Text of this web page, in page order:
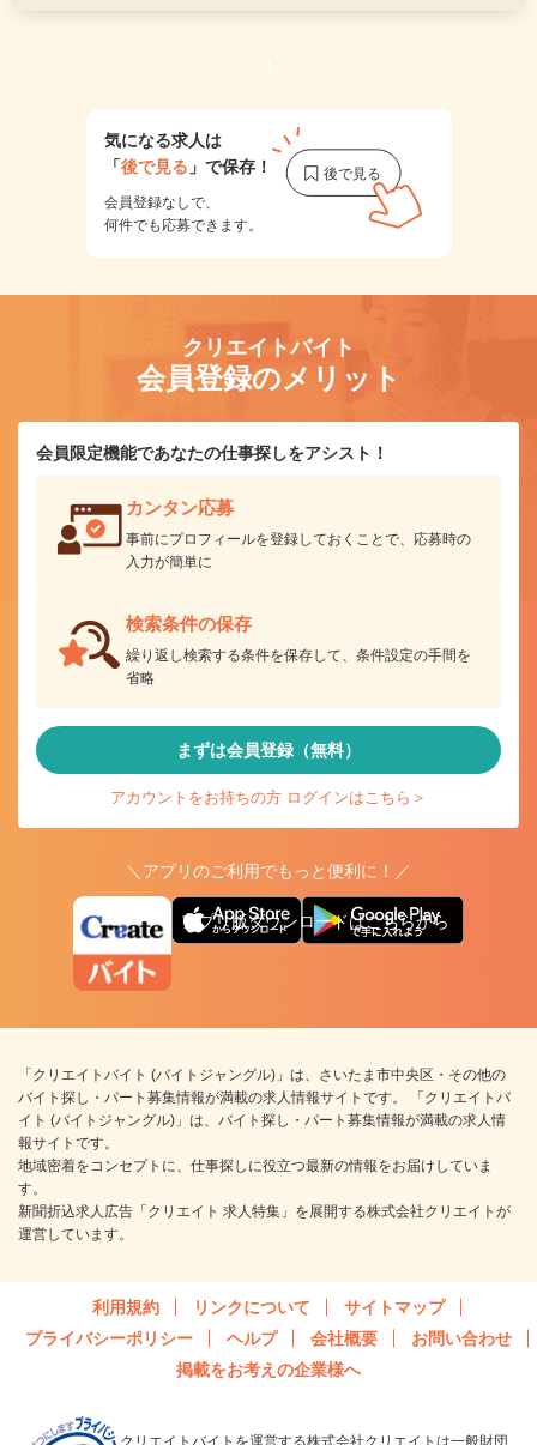
1
気になる求人は
「後で見る 」で保存！
会員登録なしで、
何件でも応募できます。
クリエイトバイト
会員登録のメリット
会員限定機能であなたの仕事探しをアシスト！
カンタン応募
事前にプロフィールを登録しておくことで、応募時の
入力が簡単に
検索条件の保存
繰り返し検索する条件を保存して、条件設定の手間を
省略
まずは会員登録（無料）
アカウントをお持ちの方 ログインはこちら＞
＼アプリのご利用でもっと便利に！／
アプリ版ダウンロードはこちらから
「クリエイトバイト (バイトジャングル)」は、さいたま市中央区・その他の
バイト探し・パート募集情報が満載の求人情報サイトです。 「クリエイトバ
イト (バイトジャングル)」は、バイト探し・パート募集情報が満載の求人情
報サイトです。
地域密着をコンセプトに、仕事探しに役立つ最新の情報をお届けしていま
す。
新聞折込求人広告「クリエイト 求人特集」を展開する株式会社クリエイトが
運営しています。
利用規約 リンクについて
サイトマップ
プライバシーポリシー
ヘルプ 会社概要
お問い合わせ
掲載をお考えの企業様へ